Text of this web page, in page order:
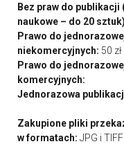
Bez praw do
naukowe – do 20
Prawo do
niekomercyjnych: 50 zł
Prawo do
komercyjnych:
Jednorazowa
Zakupione pliki
w formatach: JPG i TIFF